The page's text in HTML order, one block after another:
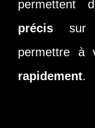
permettent
précis sur
permettre à
rapidement.